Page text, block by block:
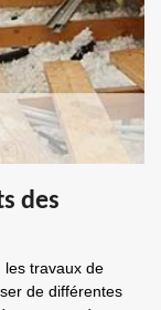
des
les travaux de
de différentes